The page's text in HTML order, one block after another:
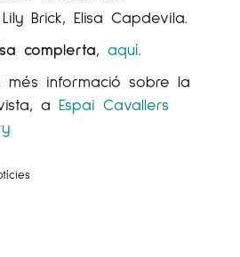
Brick, Elisa Capdevila.
complerta, aquí.
més informació sobre la
, a Espai Cavallers